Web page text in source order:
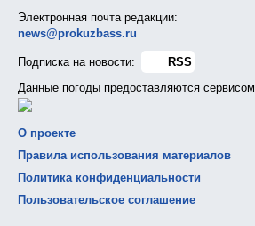
Электронная почта редакции:
news@prokuzbass.ru
Подписка на новости:
RSS
Данные погоды предоставляются сервисом
О проекте
Правила использования материалов
Политика конфиденциальности
Пользовательское соглашение